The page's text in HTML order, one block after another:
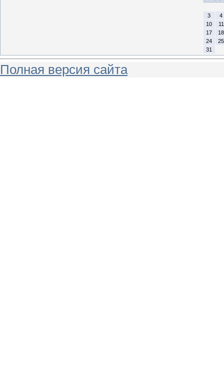
3
4
10
11
17
18
24
25
31
Полная версия сайта